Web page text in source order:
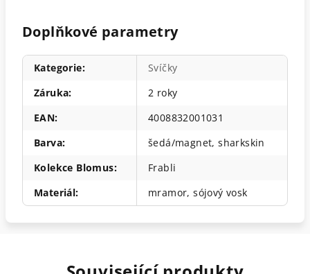
Doplňkové parametry
Kategorie:
Svíčky
Záruka:
2 roky
EAN:
4008832001031
Barva:
šedá/magnet, sharkskin
Kolekce Blomus:
Frabli
Materiál: mramor, sójový vosk